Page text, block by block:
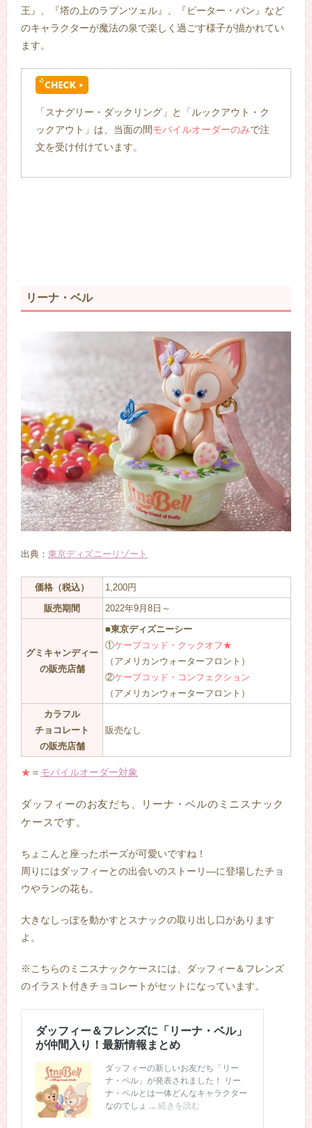
王』、『塔の上のラプンツェル』、『ピーター・パン』など
のキャラクターが魔法の泉で楽しく過ごす様子が描かれてい
ます。
「スナグリー・ダックリング」と「ルックアウト・ク
ックアウト」は、当面の間モバイルオーダーのみで注
文を受け付けています。
リーナ・ベル
出典： 東京ディズニーリゾート
価格（税込）
1,200円
販売期間
2022年9月8日～
グミキャンディー
の販売店舗
■東京ディズニーシー
①ケープコッド・クックオフ★
（アメリカンウォーターフロント）
②ケープコッド・コンフェクション
（アメリカンウォーターフロント）
カラフル
チョコレート
の販売店舗
販売なし
★ ＝ モバイルオーダー対象
ダッフィーのお友だち、リーナ・ベルのミニスナック
ケースです。
ちょこんと座ったポーズが可愛いですね！
周りにはダッフィーとの出会いのストーリ―に登場したチョ
ウやランの花も。
大きなしっぽを動かすとスナックの取り出し口があります
よ。
※こちらのミニスナックケースには、ダッフィー＆フレンズ
のイラスト付きチョコレートがセットになっています。